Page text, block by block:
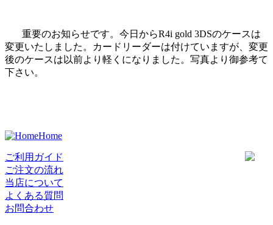
重要のお知らせです。今日からR4i gold 3DSのケースは
変更いたしました。カードリーダーは付けていますが、変更
後のケースは以前より軽くになりました。写真より御参考て
下さい。
Home
ご利用ガイド
ご注文の流れ
当店について
よくある質問
お問合わせ